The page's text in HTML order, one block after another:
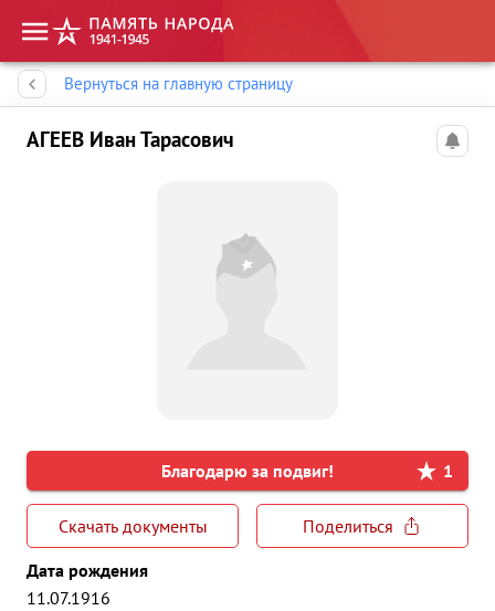
Вернуться на главную страницу
АГЕЕВ Иван Тарасович
Благодарю за подвиг! 1
Скачать документы
Поделиться
Дата рождения
11.07.1916
Память народа